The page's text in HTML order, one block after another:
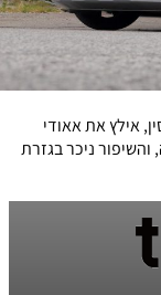
אילץ את אאודי
ניכר בגזרת